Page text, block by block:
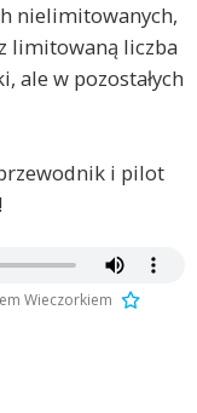
nielimitowanych,
limitowaną liczba
ale w pozostałych
i pilot
Wieczorkiem